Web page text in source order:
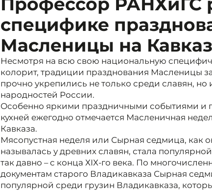
специфике
Масленицы на
Несмотря на всю свою национальную
колорит, традиции празднования Масленицы
прочно укрепились не только среди славян, но
народностей России.
Особенно яркими праздничными событиями и
кухней ежегодно отмечается Масленичная
Кавказа.
Мясопустная неделя или Сырная седмица, как
называлась у древних славян, стала
так давно – с конца ХIХ-го века. По
документам старого Владикавказа Сырная
популярной среди грузин Владикавказа,